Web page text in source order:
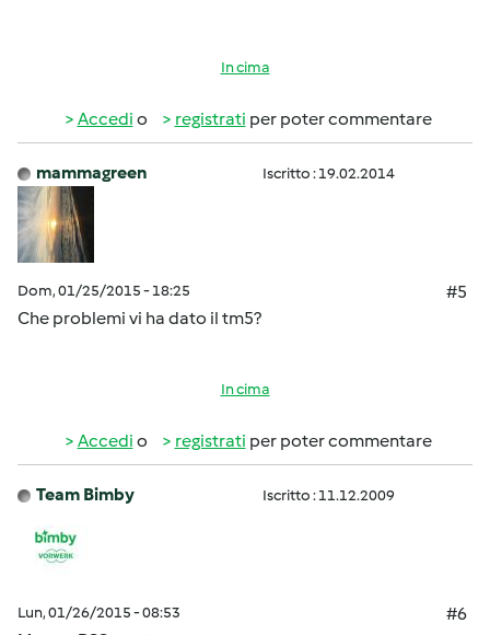
In cima
Accedi o registrati per poter commentare
mammagreen Iscritto : 19.02.2014
Dom, 01/25/2015 - 18:25
#5
Che problemi vi ha dato il tm5?
In cima
Accedi o registrati per poter commentare
Team Bimby Iscritto : 11.12.2009
Lun, 01/26/2015 - 08:53
#6